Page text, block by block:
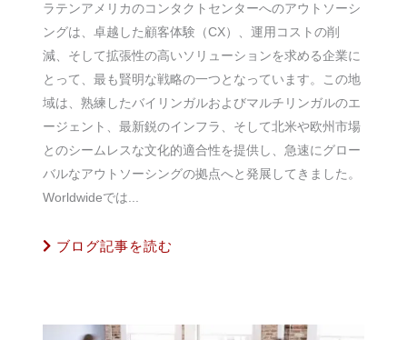
ラテンアメリカのコンタクトセンターへのアウトソーシ
ングは、卓越した顧客体験（CX）、運用コストの削
減、そして拡張性の高いソリューションを求める企業に
とって、最も賢明な戦略の一つとなっています。この地
域は、熟練したバイリンガルおよびマルチリンガルのエ
ージェント、最新鋭のインフラ、そして北米や欧州市場
とのシームレスな文化的適合性を提供し、急速にグロー
バルなアウトソーシングの拠点へと発展してきました。
Worldwideでは...
ブログ記事を読む